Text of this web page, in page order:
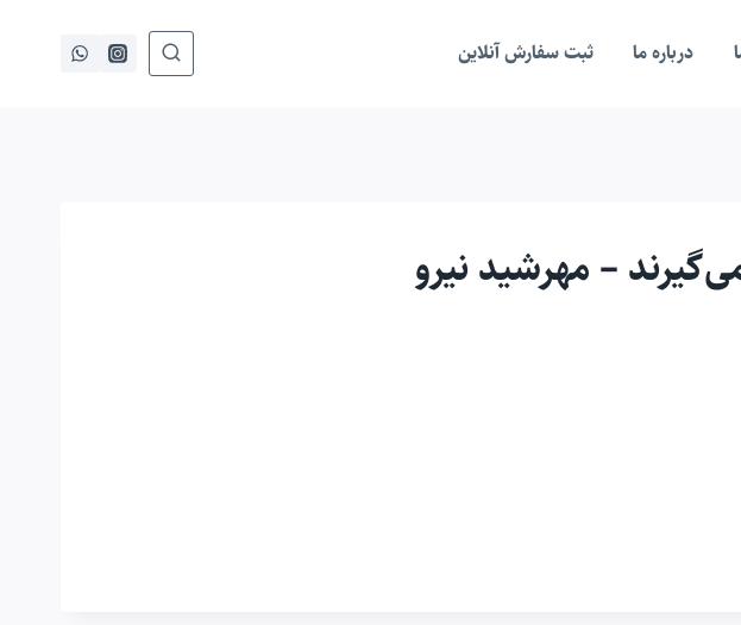
درباره ما ثبت سفارش آنلاین
– مهرشید نیرو